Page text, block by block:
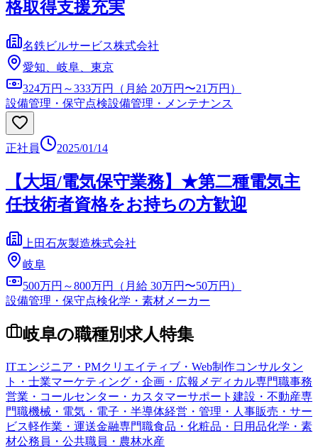
格取得支援充実
名鉄ビルサービス株式会社
愛知、岐阜、東京
324万円～333万円（月給 20万円〜21万円）
設備管理・保守点検設備管理・メンテナンス
正社員 2025/01/14
【大垣/電気保守業務】★第二種電気主
任技術者資格をお持ちの方歓迎
上田石灰製造株式会社
岐阜
500万円～800万円（月給 30万円〜50万円）
設備管理・保守点検化学・素材メーカー
岐阜の職種別求人特集
ITエンジニア・PMクリエイティブ・Web制作コンサルタン
ト・士業マーケティング・企画・広報 メディカル専門職事務
営業・コールセンター・カスタマーサポート 建設・不動産専
門職機械・電気・電子・半導体経営・管理・人事販売・サー
ビス軽作業・運送金融専門職食品・化粧品・日用品化学・素
材公務員・公共職員・農林水産